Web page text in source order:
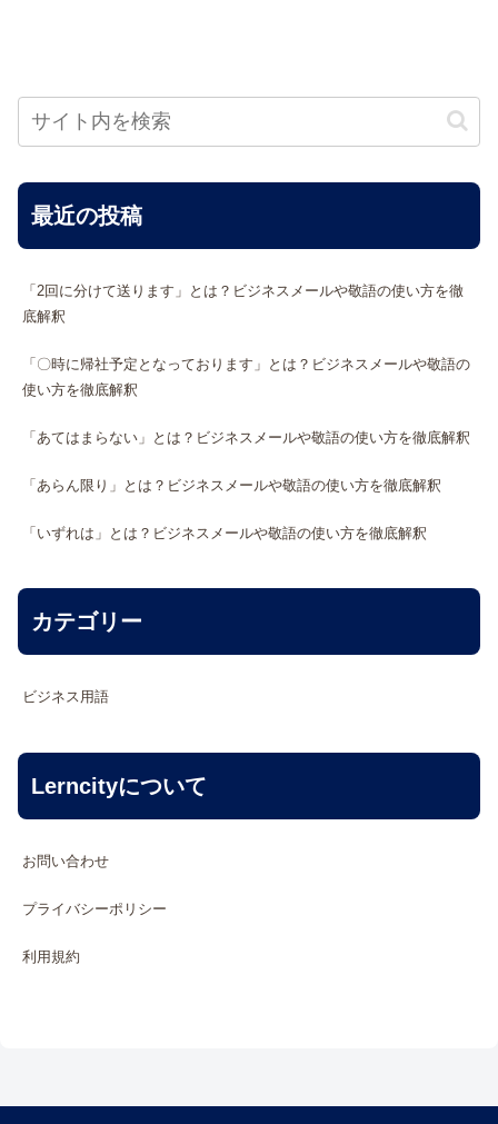
最近の投稿
「2回に分けて送ります」とは？ビジネスメールや敬語の使い方を徹
底解釈
「〇時に帰社予定となっております」とは？ビジネスメールや敬語の
使い方を徹底解釈
「あてはまらない」とは？ビジネスメールや敬語の使い方を徹底解釈
「あらん限り」とは？ビジネスメールや敬語の使い方を徹底解釈
「いずれは」とは？ビジネスメールや敬語の使い方を徹底解釈
カテゴリー
ビジネス用語
Lerncityについて
お問い合わせ
プライバシーポリシー
利用規約